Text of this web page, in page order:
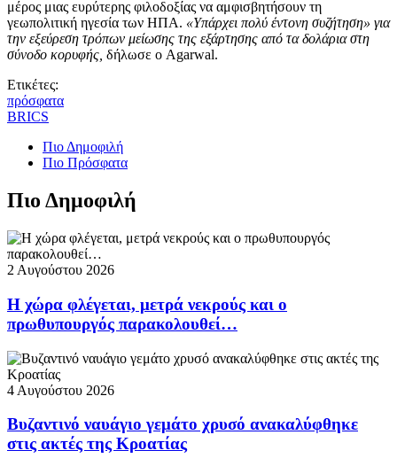
μέρος μιας ευρύτερης φιλοδοξίας να αμφισβητήσουν τη
γεωπολιτική ηγεσία των ΗΠΑ. «Υπάρχει πολύ έντονη συζήτηση» για
την εξεύρεση τρόπων μείωσης της εξάρτησης από τα δολάρια στη
σύνοδο κορυφής, δήλωσε ο Agarwal.
Ετικέτες:
πρόσφατα
BRICS
Πιο Δημοφιλή
Πιο Πρόσφατα
Πιο Δημοφιλή
2 Αυγούστου 2026
Η χώρα φλέγεται, μετρά νεκρούς και ο
πρωθυπουργός παρακολουθεί…
4 Αυγούστου 2026
Βυζαντινό ναυάγιο γεμάτο χρυσό ανακαλύφθηκε
στις ακτές της Κροατίας